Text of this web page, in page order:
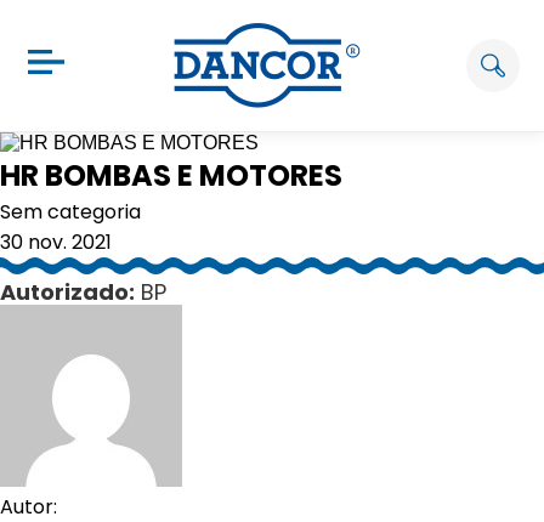
HR BOMBAS E MOTORES
Sem categoria
30 nov. 2021
Autorizado: BP
Autor: